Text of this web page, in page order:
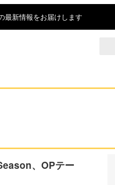
最新情報をお届けします
、OPテー